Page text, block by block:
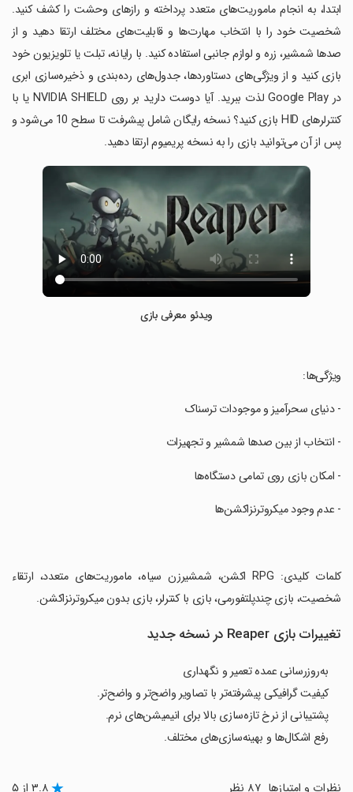
ابتدا، به انجام ماموریت‌های متعدد پرداخته و رازهای وحشت را کشف کنید.
شخصیت خود را با انتخاب مهارت‌ها و قابلیت‌های مختلف ارتقا دهید و از
صدها شمشیر، زره و لوازم جانبی استفاده کنید. با رایانه، تبلت یا تلویزیون خود
بازی کنید و از ویژگی‌های دستاوردها، جدول‌های رده‌بندی و ذخیره‌سازی ابری
در Google Play لذت ببرید. آیا دوست دارید بر روی NVIDIA SHIELD یا با
کنترلرهای HID بازی کنید؟ نسخه رایگان شامل پیشرفت تا سطح 10 می‌شود و
پس از آن می‌توانید بازی را به نسخه پریمیوم ارتقا دهید.
ویدئو معرفی بازی
‏ویژگی‌ها:
‏- دنیای سحرآمیز و موجودات ترسناک
‏- انتخاب از بین صدها شمشیر و تجهیزات
‏- امکان بازی روی تمامی دستگاه‌ها
‏- عدم وجود میکروترنزاکشن‌ها
‏کلمات کلیدی: RPG اکشن، شمشیرزن سیاه، ماموریت‌های متعدد، ارتقاء
شخصیت، بازی چندپلتفورمی، بازی با کنترلر، بازی بدون میکروترنزاکشن.
تغییرات بازی Reaper در نسخه جدید
به‌روزرسانی عمده تعمیر و نگهداری
کیفیت گرافیکی پیشرفته‌تر با تصاویر واضح‌تر و واضح‌تر.
پشتیبانی از نرخ تازه‌سازی بالا برای انیمیشن‌های نرم.
رفع اشکال‌ها و بهینه‌سازی‌های مختلف.